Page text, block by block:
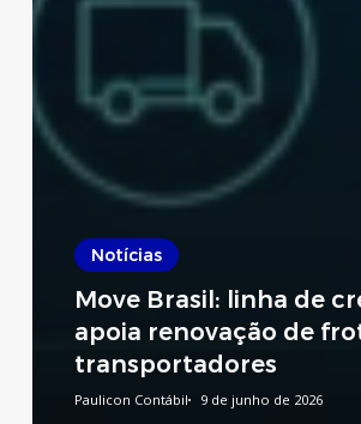
Notícias
Move Brasil: linha de
apoia renovação de
transportadores
Paulicon Contábil 9 de junho de 2026